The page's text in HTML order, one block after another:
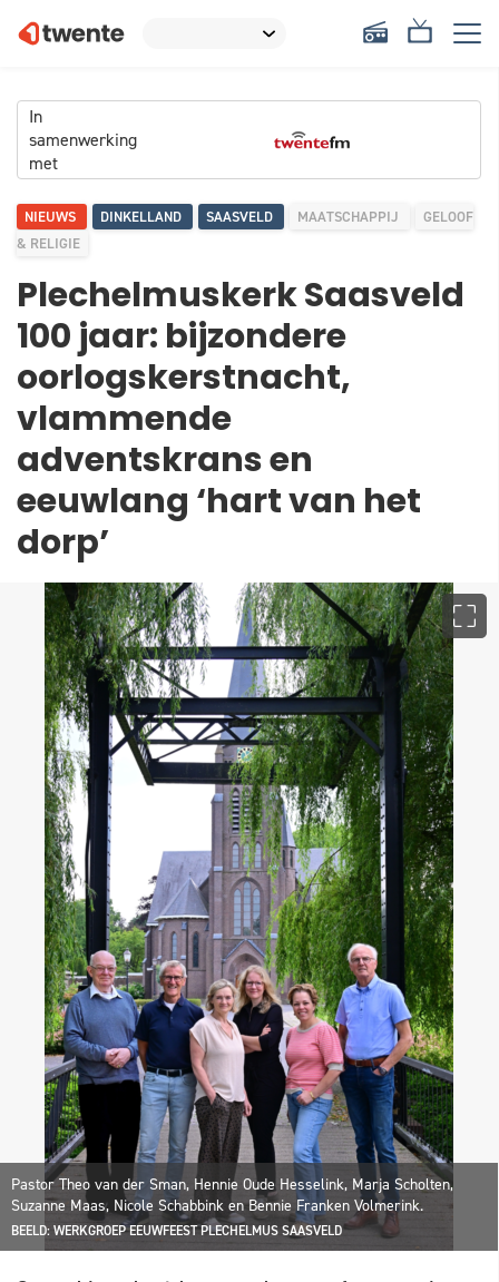
In
samenwerking
met
NIEUWS DINKELLAND SAASVELD MAATSCHAPPIJ
GELOOF
& RELIGIE
Plechelmuskerk Saasveld
100 jaar: bijzondere
oorlogskerstnacht,
vlammende
adventskrans en
eeuwlang ‘hart van het
dorp’
Pastor Theo van der Sman, Hennie Oude Hesselink, Marja Scholten,
Suzanne Maas, Nicole Schabbink en Bennie Franken Volmerink.
BEELD: WERKGROEP EEUWFEEST PLECHELMUS SAASVELD